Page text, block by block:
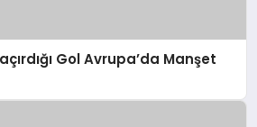
Gol Avrupa’da Manşet